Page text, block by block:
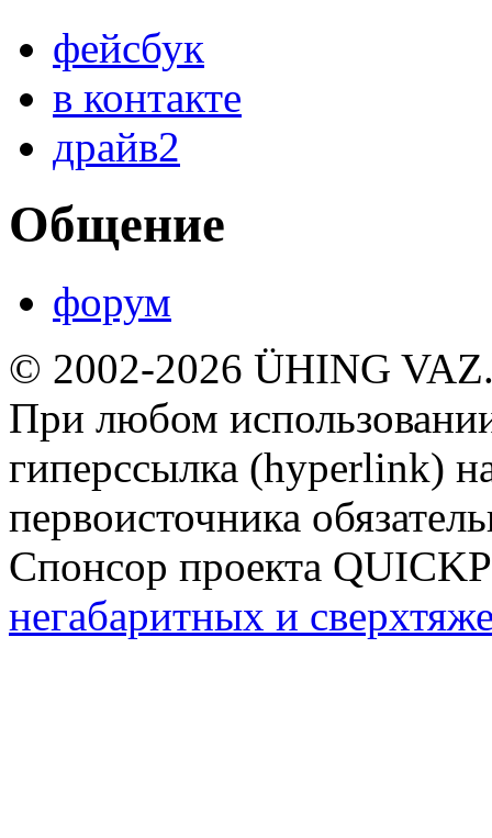
фейсбук
в контакте
драйв2
Общение
форум
© 2002-2026 ÜHING
При любом
гиперссылка (hyperlink)
первоисточника
Спонсор проекта
негабаритных и